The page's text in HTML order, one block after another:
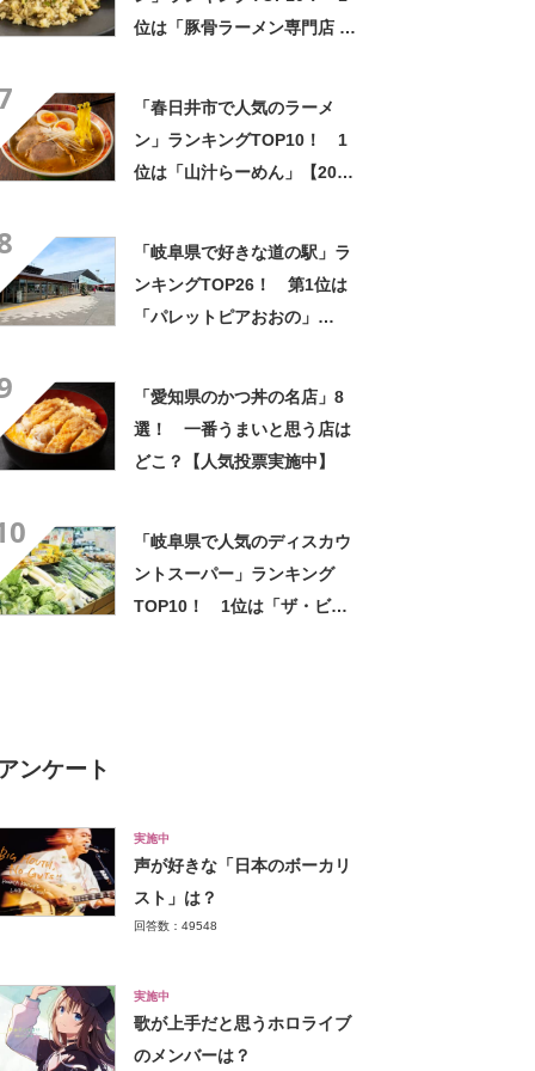
位は「豚骨ラーメン専門店 一
「春日井市で人気のラーメ
ン」ランキングTOP10！ 1
位は「山汁らーめん」【2024
「岐阜県で好きな道の駅」ラ
ンキングTOP26！ 第1位は
「パレットピアおおの」
「愛知県のかつ丼の名店」8
選！ 一番うまいと思う店は
どこ？【人気投票実施中】
「岐阜県で人気のディスカウ
ントスーパー」ランキング
TOP10！ 1位は「ザ・ビッ
ンケート
実施中
声が好きな「日本のボーカリ
スト」は？
回答数：49548
実施中
歌が上手だと思うホロライブ
のメンバーは？